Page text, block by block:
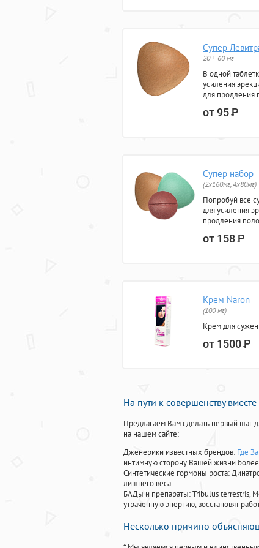
Супер
20 + 60 мг
В одной
усиления
для продления
от 95Р
Супер набор
(2х160мг, 4х80мг)
Попробуй все
для усиления
продления
от 158Р
Крем Naron
(100 мг)
Крем для
от 1500Р
На пути к совершенству
Предлагаем Вам сделать первый шаг
на нашем сайте:
Дженерики известных брендов: Где
интимную сторону Вашей жизни
Синтетические гормоны роста:
лишнего веса
БАДы и препараты:Tribulus terrestris,
утраченную энергию, восстановят
Несколько причино